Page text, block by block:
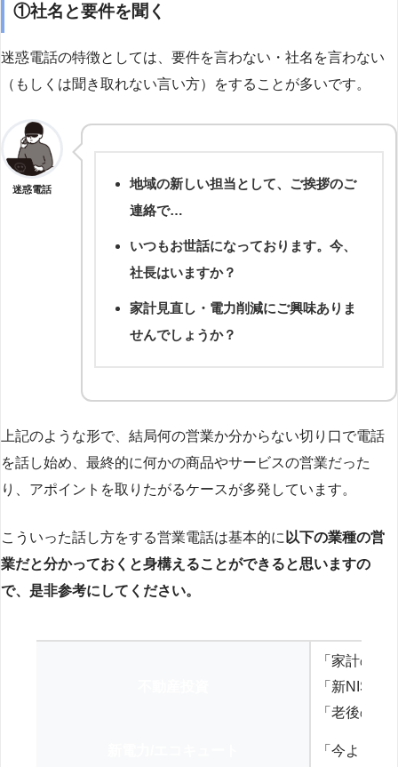
①社名と要件を聞く
迷惑電話の特徴としては、要件を言わない・社名を言わない
（もしくは聞き取れない言い方）をすることが多いです。
迷惑電話
地域の新しい担当として、ご挨拶のご
連絡で…
いつもお世話になっております。今、
社長はいますか？
家計見直し・電力削減にご興味ありま
せんでしょうか？
上記のような形で、結局何の営業か分からない切り口で電話
を話し始め、最終的に何かの商品やサービスの営業だった
り、アポイントを取りたがるケースが多発しています。
こういった話し方をする営業電話は基本的に 以下の業種の営
業だと分かっておくと身構えることができると思いますの
で、是非参考にしてください。
「家計の見
「新NISA
「老後の
「今より